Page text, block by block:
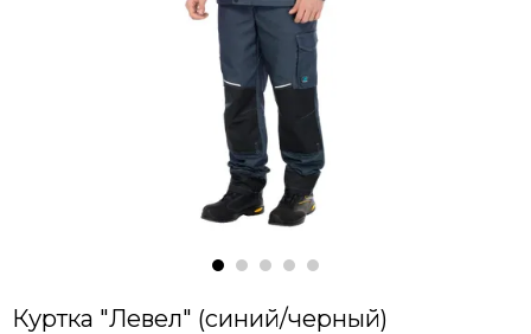
Куртка "Левел" (синий/черный)